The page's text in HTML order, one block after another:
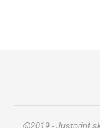
@2019 -